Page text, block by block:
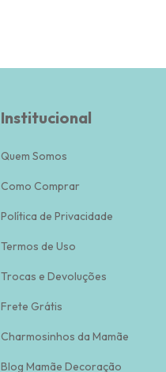
Institucional
Quem Somos
Como Comprar
Política de Privacidade
Termos de Uso
Trocas e Devoluções
Frete Grátis
Charmosinhos da Mamãe
Blog Mamãe Decoração